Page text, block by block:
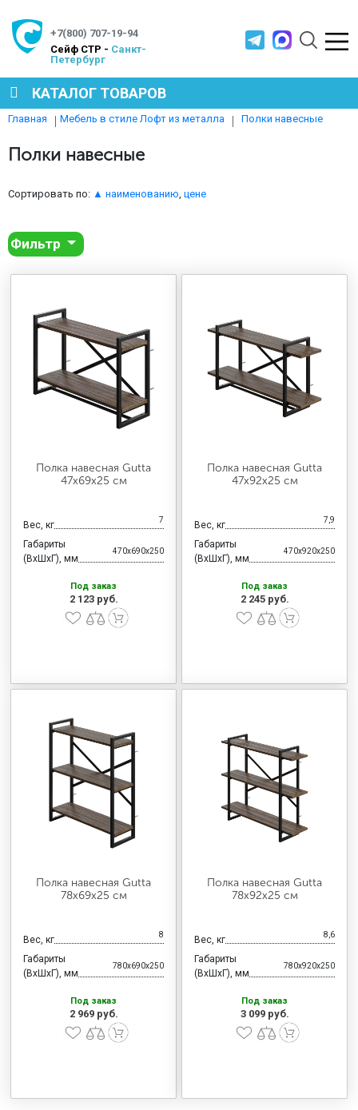
+7(800) 707-19-94
Cейф СТР - Санкт-
Петербург
КАТАЛОГ ТОВАРОВ
МЕТАЛЛИЧЕСКАЯ МЕБЕЛЬ
МЕТАЛЛИЧЕСКИЕ СТЕЛЛАЖИ
МЕДИЦИНСКАЯ МЕБЕЛЬ
СИСТЕМЫ ХРАНЕНИЯ
ОФИСНАЯ МЕБЕЛЬ
МЕБЕЛЬ ДЛЯ ДОМА
МЕБЕЛЬ ДЛЯ СТОЛОВЫХ
Главная Мебель в стиле Лофт из металла Полки навесные
Полки навесные
Сортировать по: ▲ наименованию цене
Фильтр
Полка навесная Gutta
47х69х25 см
Вес, кг 7
Габариты
(ВхШхГ), мм
470x690x250
Под заказ
2 123 руб.
Полка навесная Gutta
47х92х25 см
Вес, кг 7,9
Габариты
(ВхШхГ), мм
470x920x250
Под заказ
2 245 руб.
Полка навесная Gutta
78х69х25 см
Вес, кг 8
Габариты
(ВхШхГ), мм
780x690x250
Под заказ
2 969 руб.
Полка навесная Gutta
78х92х25 см
Вес, кг 8,6
Габариты
(ВхШхГ), мм
780x920x250
Под заказ
3 099 руб.